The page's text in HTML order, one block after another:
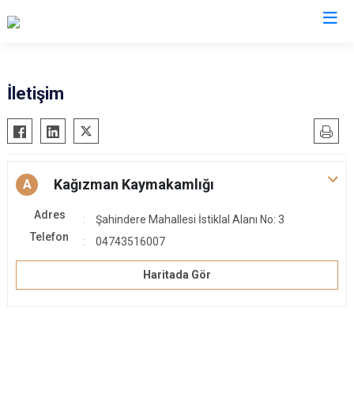
Akyaka
Arpaçay
Digor
Kağızman
Sarıkamış
İletişim
A Kağızman Kaymakamlığı
Adres
Şahindere Mahallesi İstiklal Alanı No: 3
Telefon
04743516007
Haritada Gör